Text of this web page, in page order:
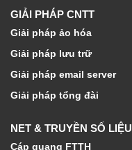
GIẢI PHÁP CNTT
Giải pháp ảo hóa
Giải pháp lưu trữ
Giải pháp email server
Giải pháp tổng đài
NET & TRUYỀN SỐ LIỆU
Cáp quang FTTH